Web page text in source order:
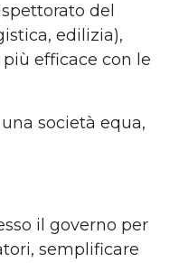
del
edilizia),
efficace con le
società equa,
il governo per
semplificare